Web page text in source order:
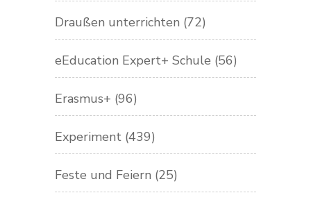
Draußen unterrichten (72)
eEducation Expert+ Schule (56)
Erasmus+ (96)
Experiment (439)
Feste und Feiern (25)